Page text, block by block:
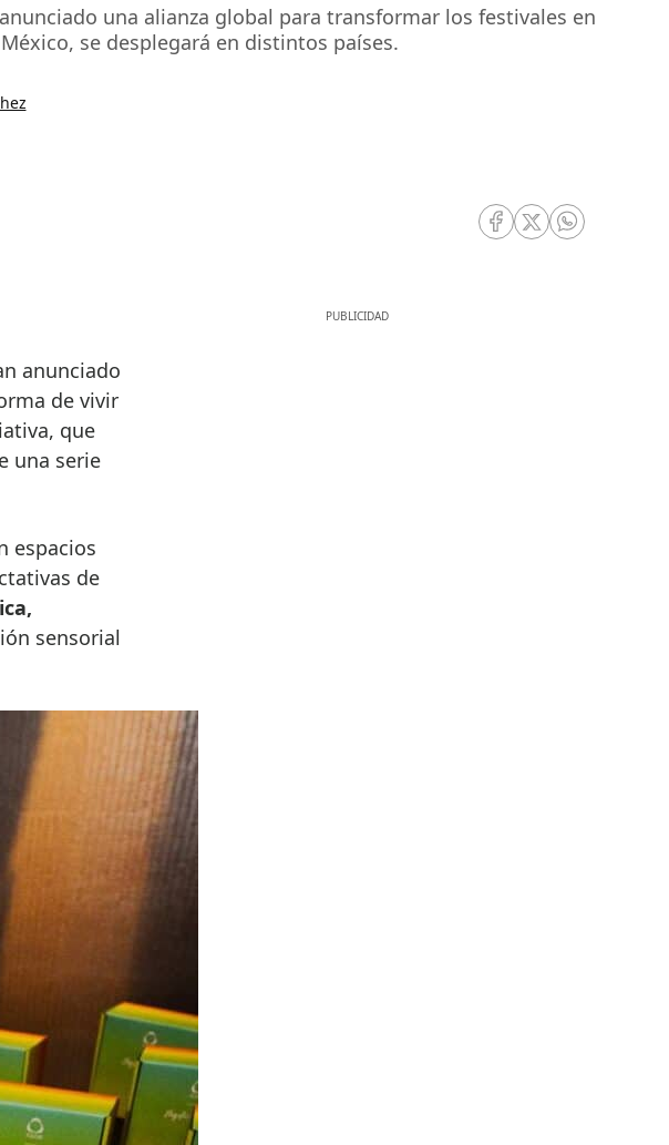
una alianza global para transformar los festivales en
se desplegará en distintos países.
RRSS Facebook
RRSS Twitter
RRSS
de vivir
que
una serie
espacios
de
sensorial